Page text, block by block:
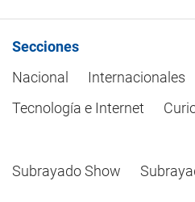
Secciones
Nacional
Internacionales
Tecnología e Internet
Subrayado Show